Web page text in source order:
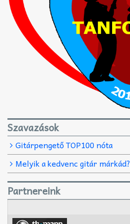
Szavazások
Gitárpengető TOP100 nóta
Melyik a kedvenc gitár márkád?
Partnereink